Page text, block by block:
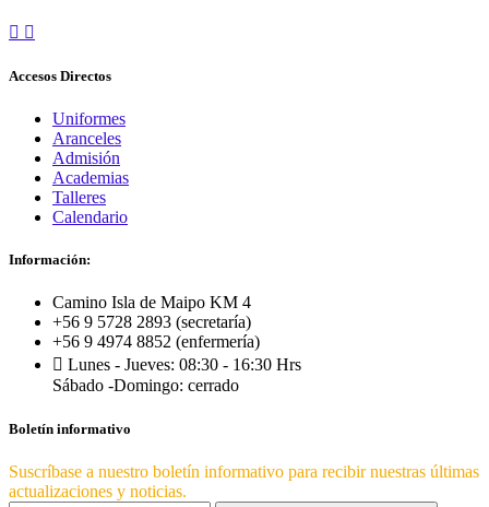
Accesos Directos
Uniformes
Aranceles
Admisión
Academias
Talleres
Calendario
Información:
Camino Isla de Maipo KM 4
+56 9 5728 2893 (secretaría)
+56 9 4974 8852 (enfermería)
Lunes - Jueves: 08:30 - 16:30 Hrs
Sábado -Domingo: cerrado
Boletín informativo
Suscríbase a nuestro boletín informativo para recibir nuestras últimas
actualizaciones y noticias.